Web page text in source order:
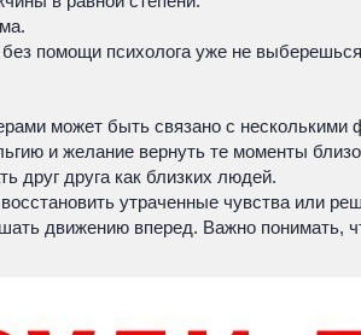
без помощи психолога уже не
может быть связано с
и желание вернуть те моменты
друг друга как близких людей.
утраченные чувства или
движению вперед. Важно понимать,